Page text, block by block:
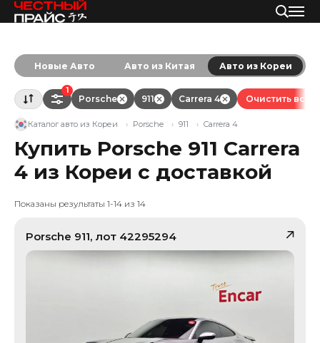
Новые Авто Авто из Китая Авто из Кореи
1
Porsche 911 Carrera 4 Очистить все
Каталог авто из Кореи Porsche 911 Carrera 4
Купить Porsche 911 Carrera
4 из Кореи с доставкой
Показаны результаты 1-14 из 14
Porsche 911, лот 42295294